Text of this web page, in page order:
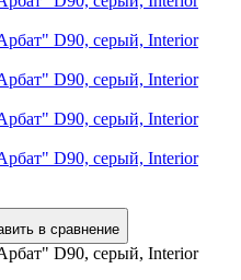
в сравнение